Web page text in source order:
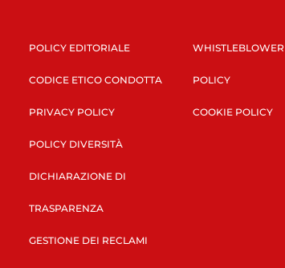
POLICY EDITORIALE
CODICE ETICO CONDOTTA
PRIVACY POLICY
POLICY DIVERSITÀ
DICHIARAZIONE DI
TRASPARENZA
GESTIONE DEI RECLAMI
WHISTLEBLOWER
POLICY
COOKIE POLICY